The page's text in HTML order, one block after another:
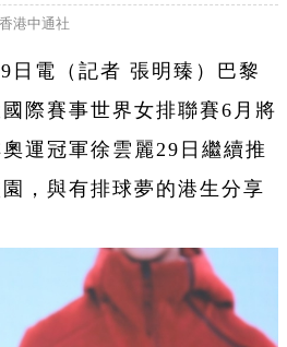
港中通社
日電（記者 張明臻）巴黎
際賽事世界女排聯賽6月將
運冠軍徐雲麗29日繼續推
，與有排球夢的港生分享